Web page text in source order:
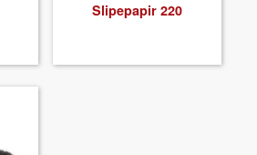
Slipepa­pir 220